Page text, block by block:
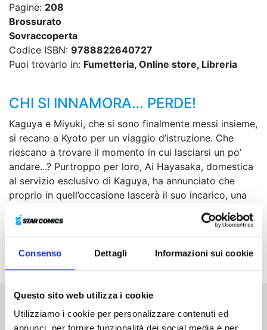
Consenso Dettagli Informazioni sui cookie
Questo sito web utilizza i cookie
Utilizziamo i cookie per personalizzare contenuti ed
Pagine: 208
Brossurato
Sovraccoperta
Codice ISBN: 9788822640727
Puoi trovarlo in: Fumetteria, Online store, Libreria
CHI SI INNAMORA… PERDE!
Kaguya e Miyuki, che si sono finalmente messi insieme,
si recano a Kyoto per un viaggio d’istruzione. Che
riescano a trovare il momento in cui lasciarsi un po’
andare...? Purtroppo per loro, Ai Hayasaka, domestica
al servizio esclusivo di Kaguya, ha annunciato che
proprio in quell’occasione lascerà il suo incarico, una
scelta che sconvolge la famiglia Shinomiya. La città di
Kyoto diventerà lo sfondo di una tragica fuga in cui il
vero legame tra Kaguya e Hayasaka verrà messo
seriamente alla prova!
Altri volumi della serie